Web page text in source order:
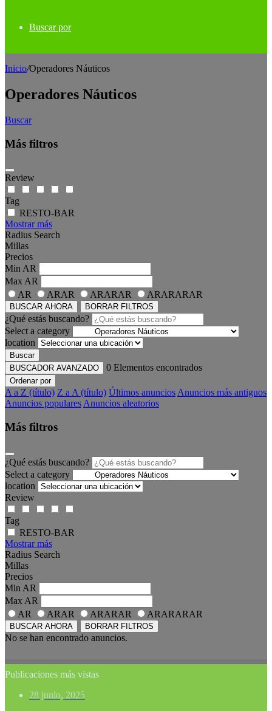
Buscar por
Inicio/Operadores Náuticos
Operadores Náuticos
Buscar
Más filtros
Review
Tag
RESTO-BAR
Mostrar más
Radius Search
Millas
Precios
Min AR
Max AR
AR
ARAR ARARAR ARARARAR
BUSCAR AHORA BORRAR FILTROS
¿Qué estás buscando?
Select a category
location
Buscar
BUSCADOR AVANZADO
0 Elementos encontrados
Ordenar por
A a Z (título) Z a A (título) Últimos anuncios Anuncios más antiguos
Anuncios populares Anuncios aleatorios
Más filtros
¿Qué estás buscando?
Select a category
location
Review
Tag
RESTO-BAR
Mostrar más
Radius Search
Millas
Precios
Min AR
Max AR
AR
ARAR ARARAR ARARARAR
BUSCAR AHORA BORRAR FILTROS
No se han encontrado anuncios.
Publicaciones más vistas
28 junio, 2025